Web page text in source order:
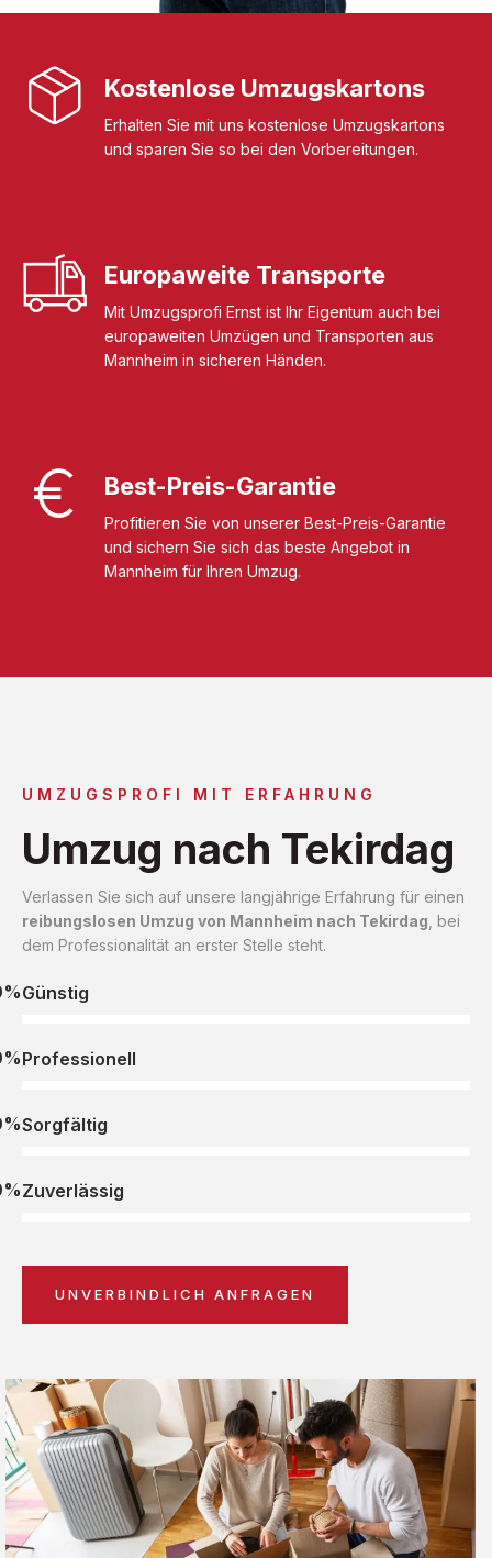
Kostenlose Umzugskartons
Erhalten Sie mit uns kostenlose Umzugskartons
und sparen Sie so bei den Vorbereitungen.
Europaweite Transporte
Mit Umzugsprofi Ernst ist Ihr Eigentum auch bei
europaweiten Umzügen und Transporten aus
Mannheim in sicheren Händen.
Best-Preis-Garantie
Profitieren Sie von unserer Best-Preis-Garantie
und sichern Sie sich das beste Angebot in
Mannheim für Ihren Umzug.
UMZUGSPROFI MIT ERFAHRUNG
Umzug nach Tekirdag
Verlassen Sie sich auf unsere langjährige Erfahrung für einen
reibungslosen Umzug von Mannheim nach Tekirdag , bei
dem Professionalität an erster Stelle steht.
Günstig
Professionell
Sorgfältig
Zuverlässig
UNVERBINDLICH ANFRAGEN